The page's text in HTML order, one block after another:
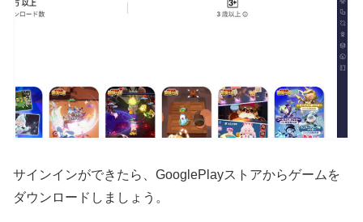
サインインができたら、GooglePlayストアからゲームを
ダウンロードしましょう。